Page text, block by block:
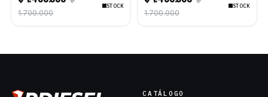
Viano Clase C Clase E GLK 2.2
1.700.000
STOCK
Viano Clase C Clase E GLK 2.2
1.700.000
STOCK
CATÁLOGO